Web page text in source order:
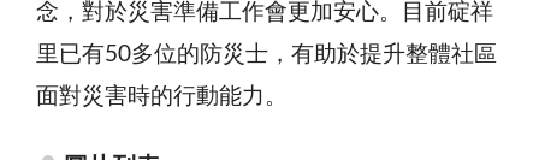
念，對於災害準備工作會更加安心。目前碇祥
里已有50多位的防災士，有助於提升整體社區
面對災害時的行動能力。